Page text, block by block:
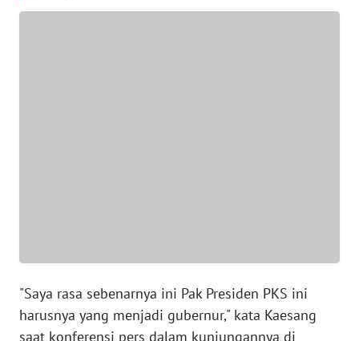
"Saya rasa sebenarnya ini Pak Presiden PKS ini
harusnya yang menjadi gubernur," kata Kaesang
saat konferensi pers dalam kunjungannya di
PAPUA
BARAT